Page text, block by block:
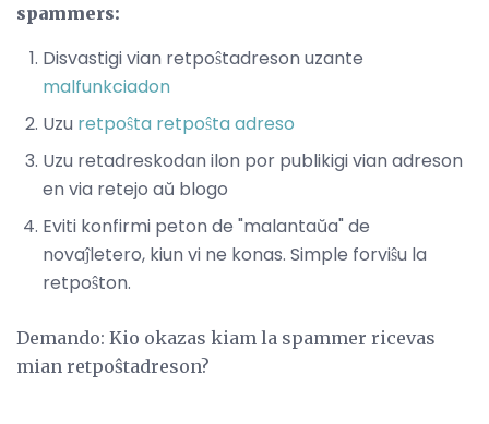
spammers:
Disvastigi vian retpoŝtadreson uzante
malfunkciadon
Uzu retpoŝta retpoŝta adreso
Uzu retadreskodan ilon por publikigi vian adreson
en via retejo aŭ blogo
Eviti konfirmi peton de "malantaŭa" de
novaĵletero, kiun vi ne konas. Simple forviŝu la
retpoŝton.
Demando: Kio okazas kiam la spammer ricevas
mian retpoŝtadreson?